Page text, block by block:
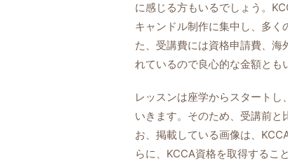
に感じる方もいるでしょう。
キャンドル制作に集中し、多く
た、受講費には資格申請費、海
れているので良心的な金額とも
レッスンは座学からスタート
いきます。そのため、受講前
お、掲載している画像は、
らに、KCCA資格を取得するこ